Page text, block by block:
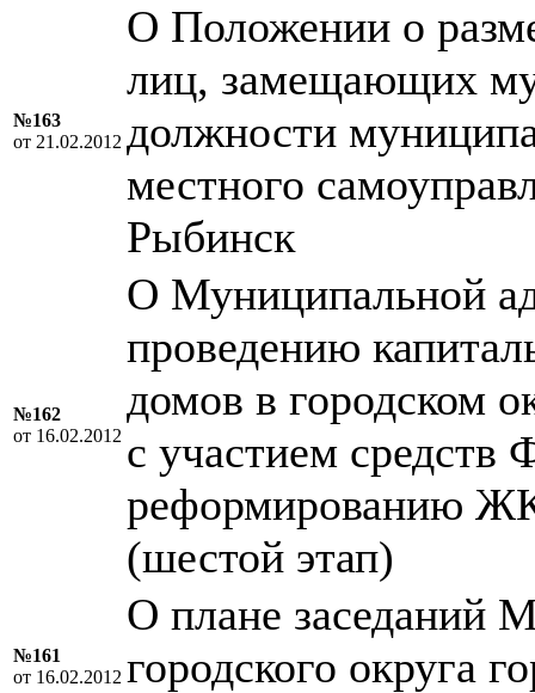
№163
от 21.02.2012
О Положении о
лиц, замещающих
должности
местного
Рыбинск
№162
от 16.02.2012
О Муниципальной
проведению
домов в городском
с участием средств
реформированию
(шестой этап)
№161
от 16.02.2012
О плане заседаний
городского округа